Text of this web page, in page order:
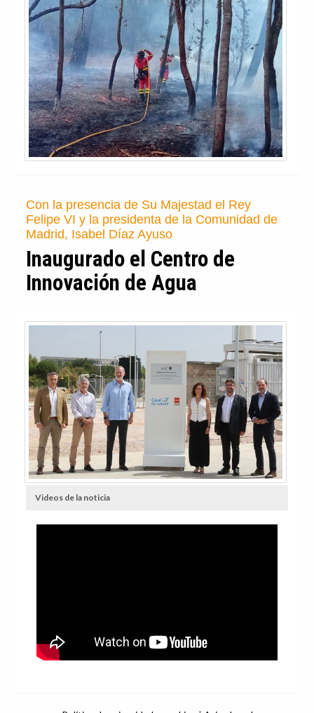
Con la presencia de Su Majestad el Rey
Felipe VI y la presidenta de la Comunidad de
Madrid, Isabel Díaz Ayuso
Inaugurado el Centro de
Innovación de Agua
Videos de la noticia